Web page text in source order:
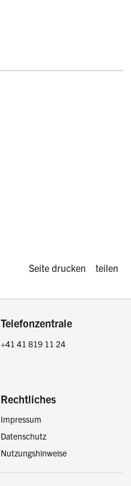
Diese Seite
Seite drucken teilen
Telefonzentrale
+41 41 819 11 24
Rechtliches
Impressum
Datenschutz
Nutzungshinweise